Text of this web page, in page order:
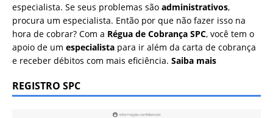
especialista. Se seus problemas são administrativos,
procura um especialista. Então por que não fazer isso na
hora de cobrar? Com a Régua de Cobrança SPC, você tem o
apoio de um especialista para ir além da carta de cobrança
e receber débitos com mais eficiência. Saiba mais
REGISTRO SPC